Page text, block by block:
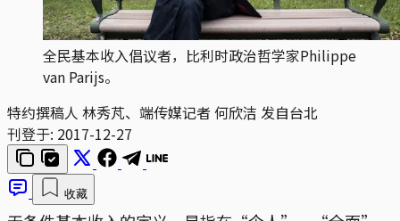
全民基本收入倡议者，比利时政治哲学家Philippe
van Parijs。
特约撰稿人 林秀芃、端传媒记者 何欣洁 发自台北
刊登于: 2017-12-27
收藏